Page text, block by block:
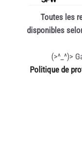
Toutes les
disponibles
(>^_^)>
Politique de